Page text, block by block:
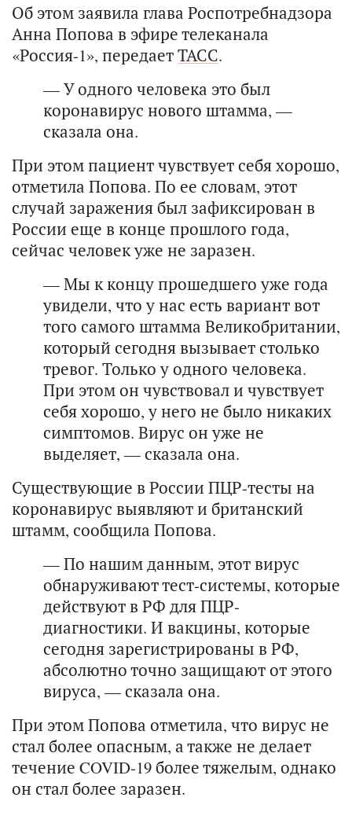
Об этом заявила глава Роспотребнадзора
Анна Попова в эфире телеканала
«Россия-1», передаетТАСС.
— У одного человека это был
коронавирус нового штамма, —
сказала она.
При этом пациент чувствует себя хорошо,
отметила Попова. По ее словам, этот
случай заражениябыл зафиксирован в
России еще в конце прошлого года,
сейчас человек уже не заразен.
— Мы к концу прошедшего уже года
увидели, что у нас есть вариант вот
того самого штамма Великобритании,
который сегодня вызывает столько
тревог. Только у одного человека.
При этом он чувствовал и чувствует
себя хорошо, у него не было никаких
симптомов. Вирус он уже не
выделяет, — сказала она.
Существующие в России ПЦР-тесты на
коронавирус выявляют и британский
штамм, сообщила Попова.
— По нашим данным, этот вирус
обнаруживают тест-системы, которые
действуют в РФ для ПЦР-
диагностики. И вакцины, которые
сегодня зарегистрированы в РФ,
абсолютно точно защищают от этого
вируса, — сказала она.
При этом Попова отметила, что вирус не
стал более опасным, а также не делает
течение COVID-19 более тяжелым, однако
он стал более заразен.